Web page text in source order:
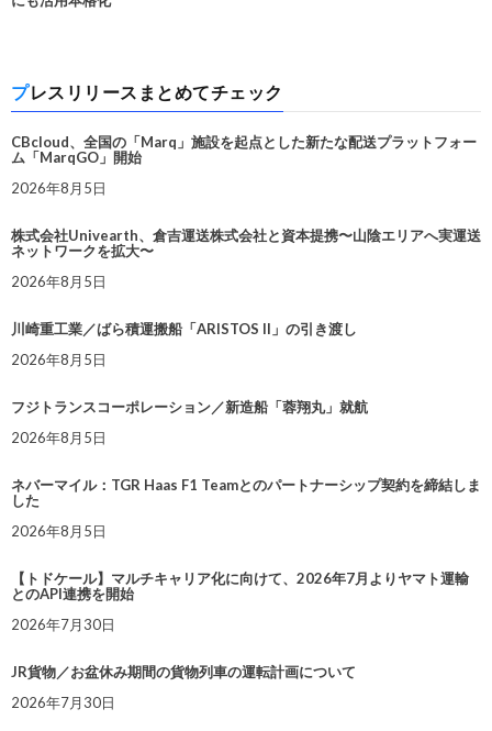
プレスリリースまとめてチェック
CBcloud、全国の「Marq」施設を起点とした新たな配送プラットフォー
ム「MarqGO」開始
2026年8月5日
株式会社Univearth、倉吉運送株式会社と資本提携〜山陰エリアへ実運送
ネットワークを拡大〜
2026年8月5日
川崎重工業／ばら積運搬船「ARISTOS II」の引き渡し
2026年8月5日
フジトランスコーポレーション／新造船「蓉翔丸」就航
2026年8月5日
ネバーマイル：TGR Haas F1 Teamとのパートナーシップ契約を締結しま
した
2026年8月5日
【トドケール】マルチキャリア化に向けて、2026年7月よりヤマト運輸
とのAPI連携を開始
2026年7月30日
JR貨物／お盆休み期間の貨物列車の運転計画について
2026年7月30日